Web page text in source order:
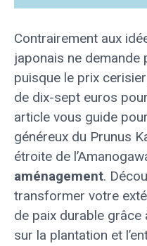
Contrairement aux
japonais ne
puisque le prix
de dix-sept euros
article vous guide
généreux du Prunus
étroite de
aménagement.
transformer votre
de paix durable
sur la plantation et